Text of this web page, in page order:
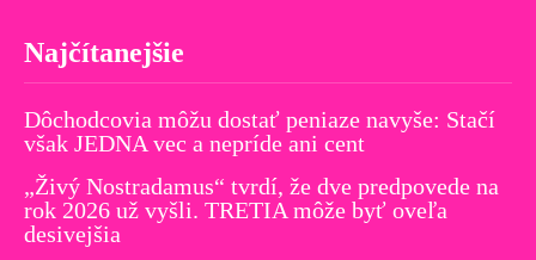
Najčítanejšie
Dôchodcovia môžu dostať peniaze navyše: Stačí
však JEDNA vec a nepríde ani cent
„Živý Nostradamus“ tvrdí, že dve predpovede na
rok 2026 už vyšli. TRETIA môže byť oveľa
desivejšia